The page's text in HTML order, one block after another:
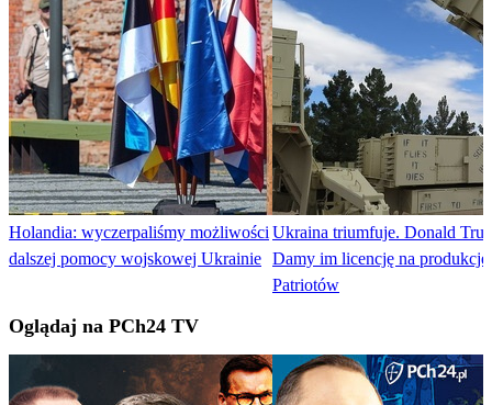
Holandia: wyczerpaliśmy możliwości
dalszej pomocy wojskowej Ukrainie
Ukraina triumfuje. Donald
Damy im licencję na produkcję
Patriotów
Oglądaj na PCh24 TV